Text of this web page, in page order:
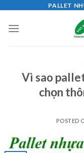
content
PALLET
Vì sao
chọn
POSTED